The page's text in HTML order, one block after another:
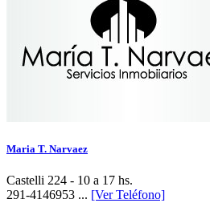
Maria T. Narvaez
Castelli 224 - 10 a 17 hs.
291-4146953 ... [Ver Teléfono]